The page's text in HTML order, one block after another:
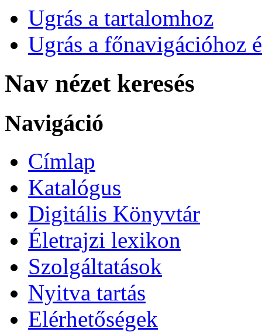
Ugrás a tartalomhoz
Ugrás a főnavigációhoz
Nav nézet keresés
Navigáció
Címlap
Katalógus
Digitális Könyvtár
Életrajzi lexikon
Szolgáltatások
Nyitva tartás
Elérhetőségek